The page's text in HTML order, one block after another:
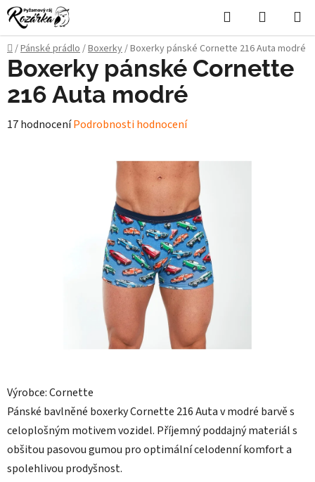
Přejít
na
obsah
Hledat
KOŠÍK
Domů
/Pánské prádlo/Boxerky/Boxerky pánské Cornette 216 Auta modré
Výrobce: Cornette
Pánské bavlněné boxerky Cornette 216 Auta v modré barvě s
celoplošným motivem vozidel. Příjemný poddajný materiál s
obšitou pasovou gumou pro optimální celodenní komfort a
spolehlivou prodyšnost.
Boxerky pánské Cornette
216 Auta modré
Průměrné
17 hodnoceníPodrobnosti hodnocení